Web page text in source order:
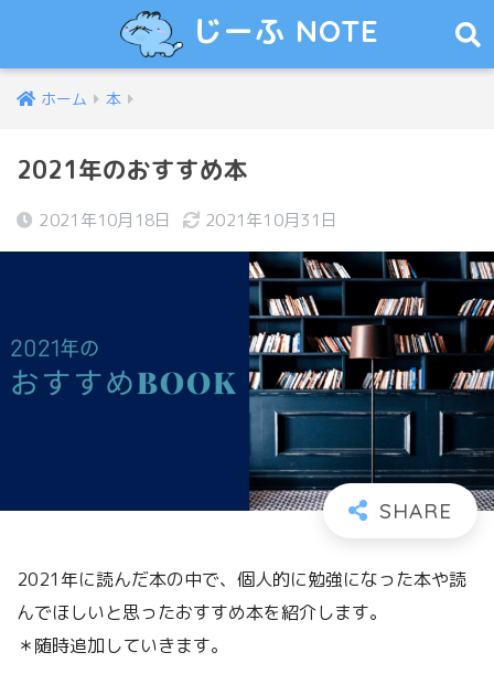
じーふ NOTE
ホーム 本
2021年のおすすめ本
2021年10月18日 2021年10月31日
2021年に読んだ本の中で、個人的に勉強になった本や読
んでほしいと思ったおすすめ本を紹介します。
＊随時追加していきます。